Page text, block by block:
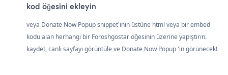
kod öğesini ekleyin
veya Donate Now Popup snippet'inin üstüne html veya bir embed
kodu alan herhangi bir Foroshgostar öğesinin üzerine yapıştırın.
kaydet, canlı sayfayı görüntüle ve Donate Now Popup 'in görünecek!